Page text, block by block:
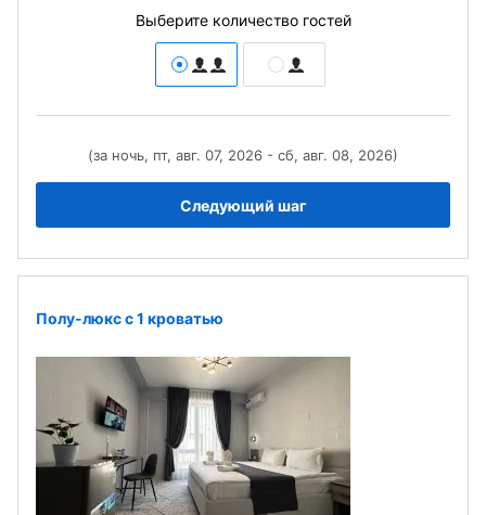
Выберите количество гостей
(за ночь, пт, авг. 07, 2026 - сб, авг. 08, 2026)
Следующий шаг
Полу-люкс с 1 кроватью